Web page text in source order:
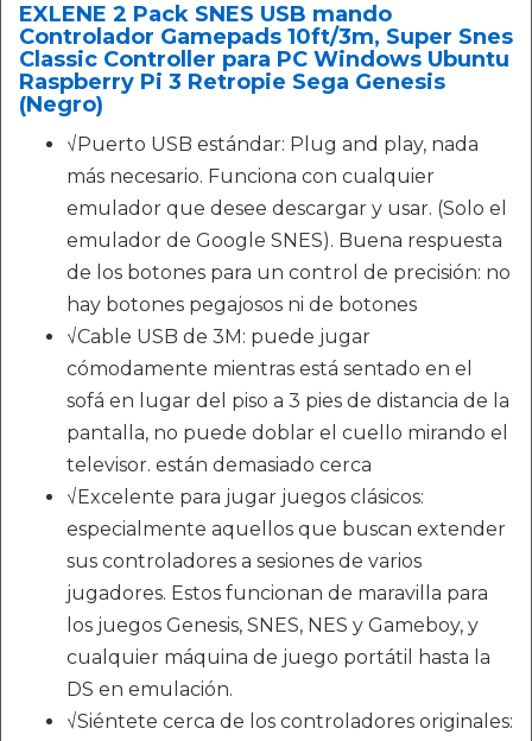
EXLENE 2 Pack SNES USB mando
Controlador Gamepads 10ft/3m, Super Snes
Classic Controller para PC Windows Ubuntu
Raspberry Pi 3 Retropie Sega Genesis
(Negro)
√Puerto USB estándar: Plug and play, nada
más necesario. Funciona con cualquier
emulador que desee descargar y usar. (Solo el
emulador de Google SNES). Buena respuesta
de los botones para un control de precisión: no
hay botones pegajosos ni de botones
√Cable USB de 3M: puede jugar
cómodamente mientras está sentado en el
sofá en lugar del piso a 3 pies de distancia de la
pantalla, no puede doblar el cuello mirando el
televisor. están demasiado cerca
√Excelente para jugar juegos clásicos:
especialmente aquellos que buscan extender
sus controladores a sesiones de varios
jugadores. Estos funcionan de maravilla para
los juegos Genesis, SNES, NES y Gameboy, y
cualquier máquina de juego portátil hasta la
DS en emulación.
√Siéntete cerca de los controladores originales: